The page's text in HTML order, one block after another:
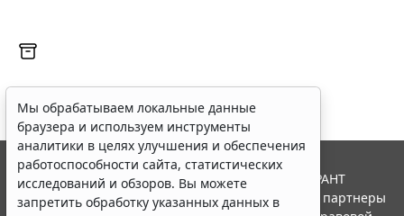
Мы обрабатываем локальные данные
браузера и используем инструменты
аналитики в целях улучшения и обеспечения
работоспособности сайта, статистических
исследований и обзоров. Вы можете
запретить обработку указанных данных в
© ООО "НПП "ГАРАНТ-СЕРВИС", 2026. Система ГАРАНТ
выпускается с 1990 года. Компания "Гарант" и ее партнеры